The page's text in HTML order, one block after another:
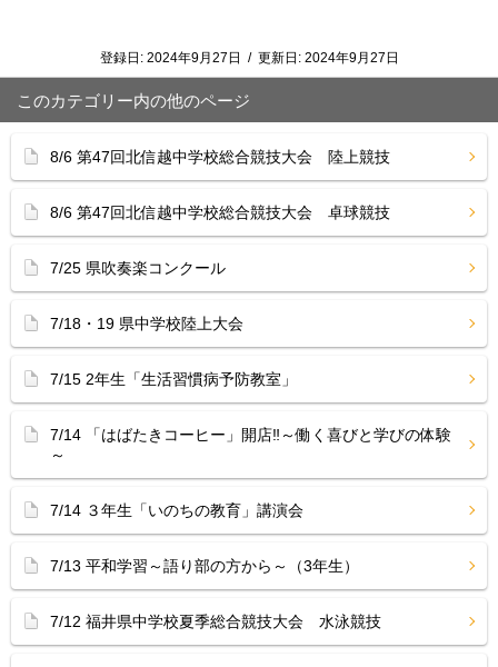
登録日: 2024年9月27日 / 更新日: 2024年9月27日
このカテゴリー内の他のページ
8/6 第47回北信越中学校総合競技大会 陸上競技
8/6 第47回北信越中学校総合競技大会 卓球競技
7/25 県吹奏楽コンクール
7/18・19 県中学校陸上大会
7/15 2年生「生活習慣病予防教室」
7/14 「はばたきコーヒー」開店‼︎～働く喜びと学びの体験
～
7/14 ３年生「いのちの教育」講演会
7/13 平和学習～語り部の方から～（3年生）
7/12 福井県中学校夏季総合競技大会 水泳競技